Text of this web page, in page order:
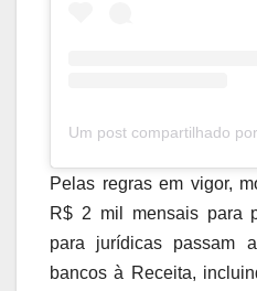
Um post compartilhado
Pelas regras em vigor,
R$ 2 mil mensais para
para jurídicas passam
bancos à Receita,